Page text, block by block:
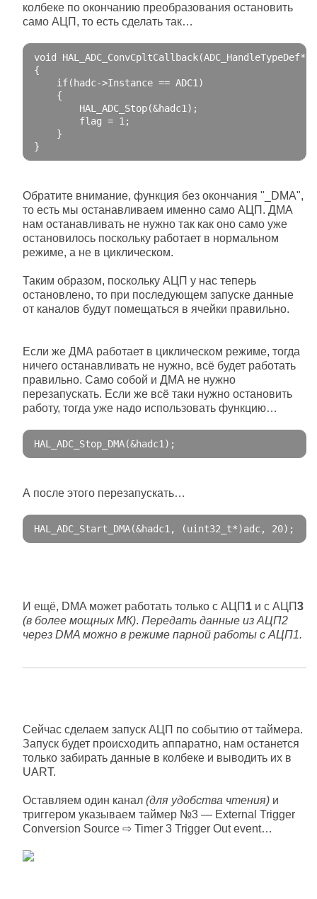
колбеке по окончанию преобразования остановить
само АЦП, то есть сделать так…
void HAL_ADC_ConvCpltCallback(ADC_HandleTypeDef*
{
if( hadc->Instance == ADC1 )
{
HAL_ADC_Stop(&hadc1 );
flag = 1 ;
}
}
Обратите внимание, функция без окончания "_DMA",
то есть мы останавливаем именно само АЦП. ДМА
нам останавливать не нужно так как оно само уже
остановилось поскольку работает в нормальном
режиме, а не в циклическом.
Таким образом, поскольку АЦП у нас теперь
остановлено, то при последующем запуске данные
от каналов будут помещаться в ячейки правильно.
Если же ДМА работает в циклическом режиме, тогда
ничего останавливать не нужно, всё будет работать
правильно. Само собой и ДМА не нужно
перезапускать. Если же всё таки нужно остановить
работу, тогда уже надо использовать функцию…
HAL_ADC_Stop_DMA(&hadc1 );
А после этого перезапускать…
HAL_ADC_Start_DMA(&hadc1 , (uint32_t*)adc, 20);
И ещё, DMA может работать только с АЦП 1 и с АЦП3
(в более мощных МК). Передать данные из АЦП2
через DMA можно в режиме парной работы с АЦП1.
Сейчас сделаем запуск АЦП по событию от таймера.
Запуск будет происходить аппаратно, нам останется
только забирать данные в колбеке и выводить их в
UART.
Оставляем один канал (для удобства чтения) и
триггером указываем таймер №3 — External Trigger
Conversion Source ⇨ Timer 3 Trigger Out event…